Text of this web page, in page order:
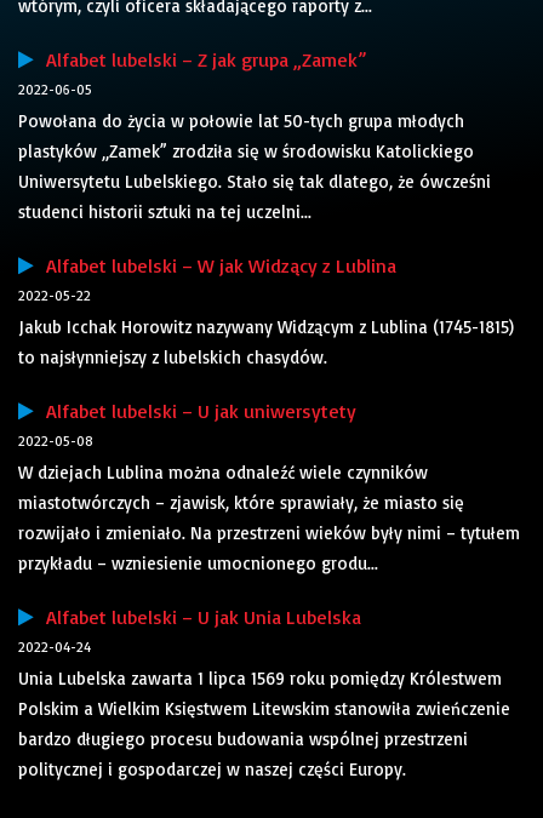
wtórym, czyli oficera składającego raporty z...
Alfabet lubelski – Z jak grupa „Zamek”
2022-06-05
Powołana do życia w połowie lat 50-tych grupa młodych
plastyków „Zamek” zrodziła się w środowisku Katolickiego
Uniwersytetu Lubelskiego. Stało się tak dlatego, że ówcześni
studenci historii sztuki na tej uczelni...
Alfabet lubelski – W jak Widzący z Lublina
2022-05-22
Jakub Icchak Horowitz nazywany Widzącym z Lublina (1745-1815)
to najsłynniejszy z lubelskich chasydów.
Alfabet lubelski – U jak uniwersytety
2022-05-08
W dziejach Lublina można odnaleźć wiele czynników
miastotwórczych – zjawisk, które sprawiały, że miasto się
rozwijało i zmieniało. Na przestrzeni wieków były nimi – tytułem
przykładu – wzniesienie umocnionego grodu...
Alfabet lubelski – U jak Unia Lubelska
2022-04-24
Unia Lubelska zawarta 1 lipca 1569 roku pomiędzy Królestwem
Polskim a Wielkim Księstwem Litewskim stanowiła zwieńczenie
bardzo długiego procesu budowania wspólnej przestrzeni
politycznej i gospodarczej w naszej części Europy.